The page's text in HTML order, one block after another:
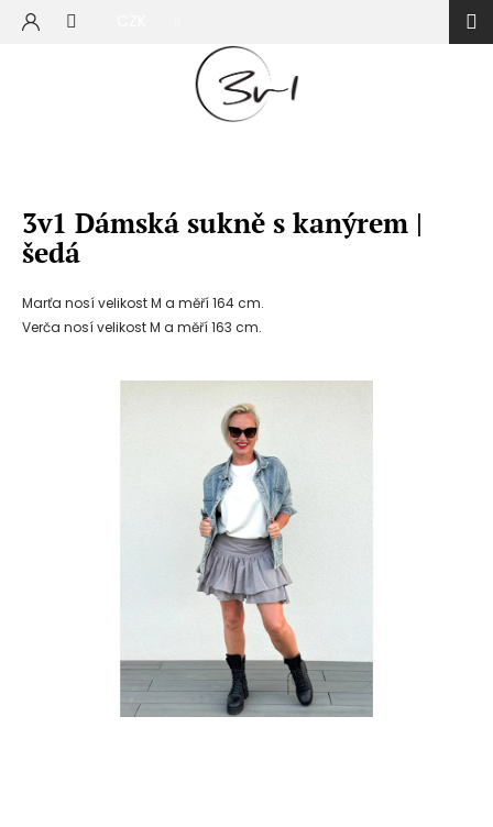
Přejít
3v1 Dámská sukně s kanýrem |
šedá
Marťa nosí velikost M a měří 164 cm.
Verča nosí velikost M a měří 163 cm.